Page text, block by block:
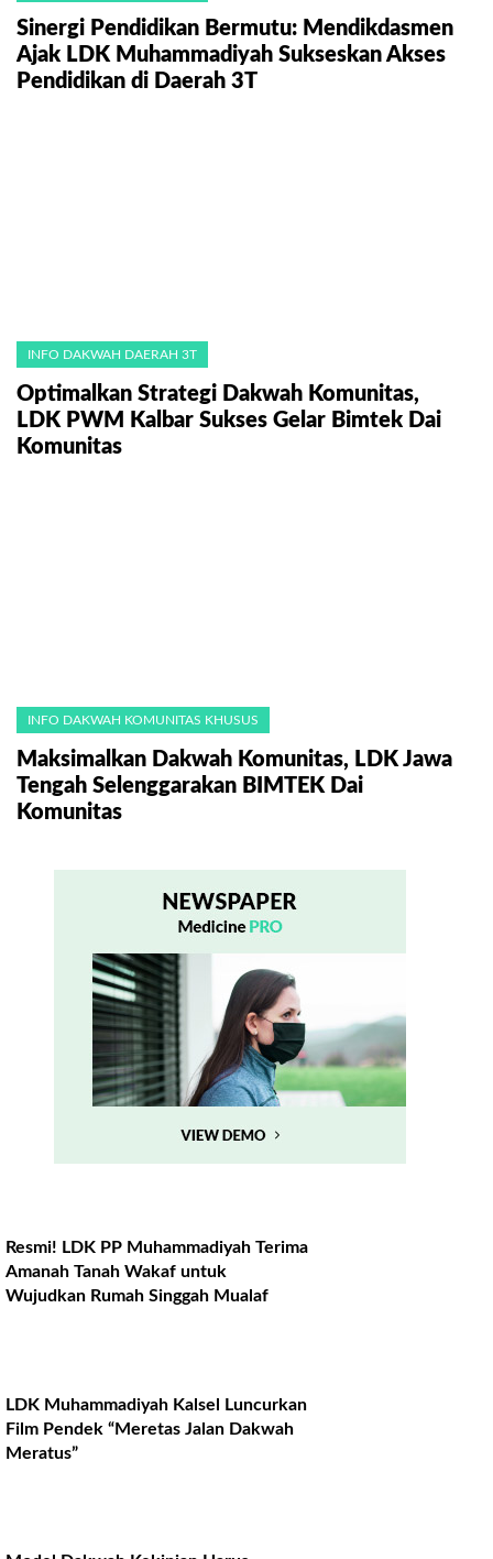
Sinergi Pendidikan Bermutu: Mendikdasmen
Ajak LDK Muhammadiyah Sukseskan Akses
Pendidikan di Daerah 3T
INFO DAKWAH DAERAH 3T
Optimalkan Strategi Dakwah Komunitas,
LDK PWM Kalbar Sukses Gelar Bimtek Dai
Komunitas
INFO DAKWAH KOMUNITAS KHUSUS
Maksimalkan Dakwah Komunitas, LDK Jawa
Tengah Selenggarakan BIMTEK Dai
Komunitas
Resmi! LDK PP Muhammadiyah Terima
Amanah Tanah Wakaf untuk
Wujudkan Rumah Singgah Mualaf
LDK Muhammadiyah Kalsel Luncurkan
Film Pendek “Meretas Jalan Dakwah
Meratus”